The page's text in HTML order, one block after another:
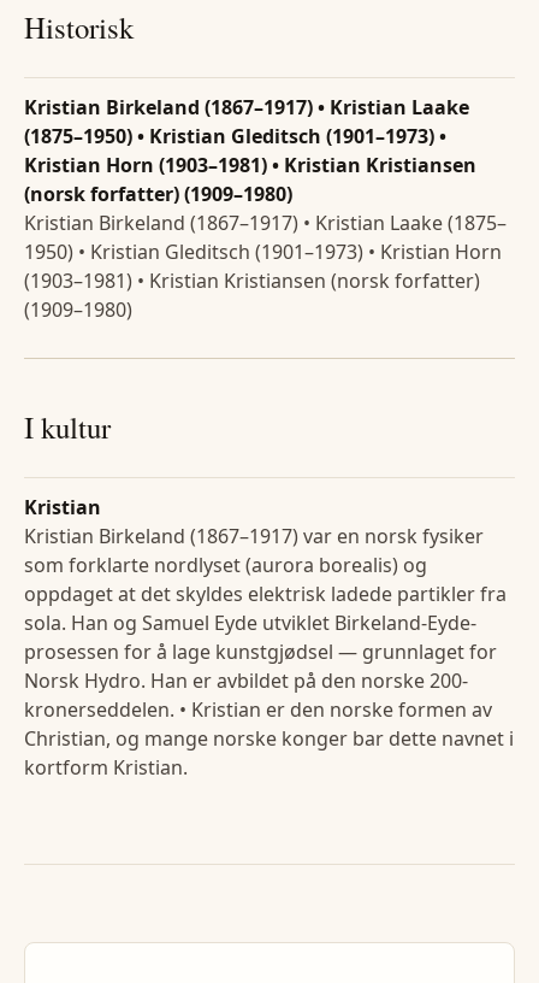
Historisk
Kristian Birkeland (1867–1917) • Kristian Laake
(1875–1950) • Kristian Gleditsch (1901–1973) •
Kristian Horn (1903–1981) • Kristian Kristiansen
(norsk forfatter) (1909–1980)
Kristian Birkeland (1867–1917) • Kristian Laake (1875–
1950) • Kristian Gleditsch (1901–1973) • Kristian Horn
(1903–1981) • Kristian Kristiansen (norsk forfatter)
(1909–1980)
I kultur
Kristian
Kristian Birkeland (1867–1917) var en norsk fysiker
som forklarte nordlyset (aurora borealis) og
oppdaget at det skyldes elektrisk ladede partikler fra
sola. Han og Samuel Eyde utviklet Birkeland-Eyde-
prosessen for å lage kunstgjødsel — grunnlaget for
Norsk Hydro. Han er avbildet på den norske 200-
kronerseddelen. • Kristian er den norske formen av
Christian, og mange norske konger bar dette navnet i
kortform Kristian.